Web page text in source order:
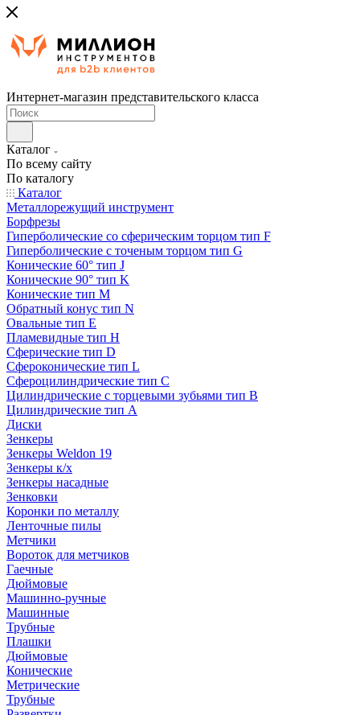
Интернет-магазин представительского класса
Каталог
По всему сайту
По каталогу
Каталог
Металлорежущий инструмент
Борфрезы
Гиперболические cо сферическим торцом тип F
Гиперболические с точеным торцом тип G
Конические 60° тип J
Конические 90° тип K
Конические тип M
Обратный конус тип N
Овальные тип E
Пламевидные тип H
Сферические тип D
Сфероконические тип L
Сфероцилиндрические тип C
Цилиндрические с торцевыми зубьями тип B
Цилиндрические тип А
Диски
Зенкеры
Зенкеры Weldon 19
Зенкеры к/х
Зенкеры насадные
Зенковки
Коронки по металлу
Ленточные пилы
Метчики
Вороток для метчиков
Гаечные
Дюймовые
Машинно-ручные
Машинные
Трубные
Плашки
Дюймовые
Конические
Метрические
Трубные